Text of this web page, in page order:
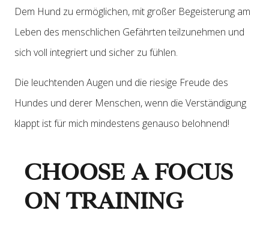
Dem Hund zu ermöglichen, mit großer Begeisterung am
Leben des menschlichen Gefährten teilzunehmen und
sich voll integriert und sicher zu fühlen.
Die leuchtenden Augen und die riesige Freude des
Hundes und derer Menschen, wenn die Verständigung
klappt ist für mich mindestens genauso belohnend!
CHOOSE A FOCUS
ON TRAINING